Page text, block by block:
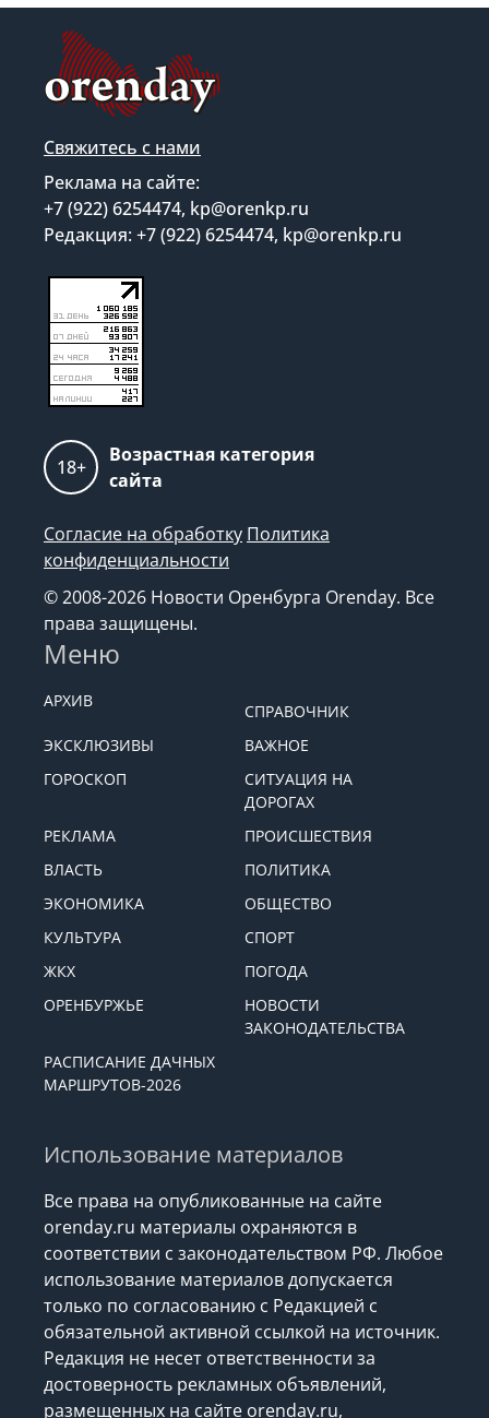
Свяжитесь с нами
Реклама на сайте:
+7 (922) 6254474, kp@orenkp.ru
Редакция: +7 (922) 6254474, kp@orenkp.ru
18+
Возрастная категория
сайта
Согласие на обработку Политика
конфиденциальности
© 2008-2026 Новости Оренбурга Orenday. Все
права защищены.
Меню
АРХИВ
СПРАВОЧНИК
ЭКСКЛЮЗИВЫ
ВАЖНОЕ
ГОРОСКОП
СИТУАЦИЯ НА
ДОРОГАХ
РЕКЛАМА
ПРОИСШЕСТВИЯ
ВЛАСТЬ
ПОЛИТИКА
ЭКОНОМИКА
ОБЩЕСТВО
КУЛЬТУРА
СПОРТ
ЖКХ
ПОГОДА
ОРЕНБУРЖЬЕ
НОВОСТИ
ЗАКОНОДАТЕЛЬСТВА
РАСПИСАНИЕ ДАЧНЫХ
МАРШРУТОВ-2026
Использование материалов
Все права на опубликованные на сайте
orenday.ru материалы охраняются в
соответствии с законодательством РФ. Любое
использование материалов допускается
только по согласованию с Редакцией с
обязательной активной ссылкой на источник.
Редакция не несет ответственности за
достоверность рекламных объявлений,
размещенных на сайте orenday.ru,